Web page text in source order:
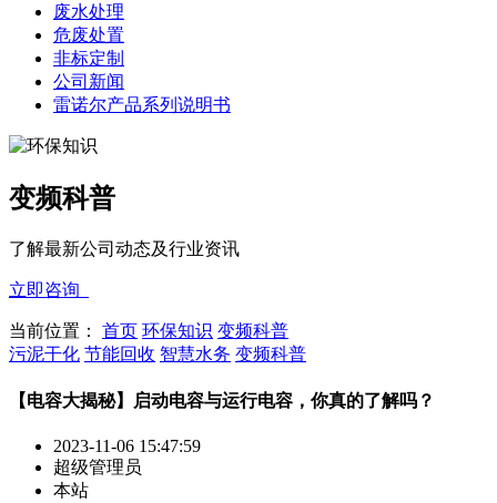
废水处理
危废处置
非标定制
公司新闻
雷诺尔产品系列说明书
变频科普
了解最新公司动态及行业资讯
立即咨询
当前位置： 首页 环保知识 变频科普
污泥干化 节能回收 智慧水务 变频科普
【电容大揭秘】启动电容与运行电容，你真的了解吗？
2023-11-06 15:47:59
超级管理员
本站